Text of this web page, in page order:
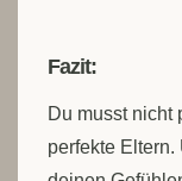
Fazit:
Du musst nicht
perfekte Eltern.